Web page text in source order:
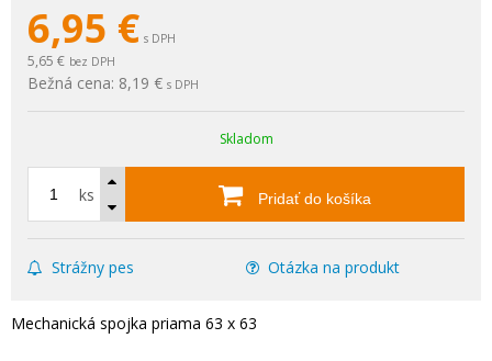
6,95 € s DPH
5,65 € bez DPH
Bežná cena: 8,19 € s DPH
Skladom
ks Pridať do košíka
Strážny pes Otázka na produkt
Mechanická spojka priama 63 x 63